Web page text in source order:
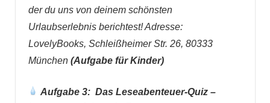
der du uns von deinem schönsten
Urlaubserlebnis berichtest! Adresse:
LovelyBooks, Schleißheimer Str. 26, 80333
München(Aufgabe für Kinder)
Aufgabe 3: Das Leseabenteuer-Quiz –